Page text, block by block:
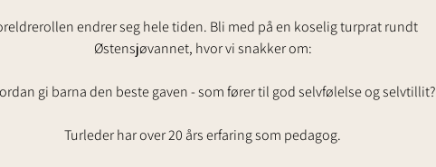
endrer seg hele tiden. Bli med på en koselig turprat rundt
Østensjøvannet, hvor vi snakker om:
gi barna den beste gaven - som fører til god selvfølelse og selvtillit?
Turleder har over 20 års erfaring som pedagog.